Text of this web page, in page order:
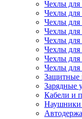
Чехлы для
Чехлы для
Чехлы для
Чехлы для
Чехлы для
Чехлы для
Чехлы для
Чехлы для
Защитные
Зарядные
Кабели и
Наушники